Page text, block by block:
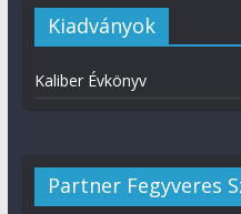
Kiadványok
Kaliber Évkönyv
Partner Fegyveres